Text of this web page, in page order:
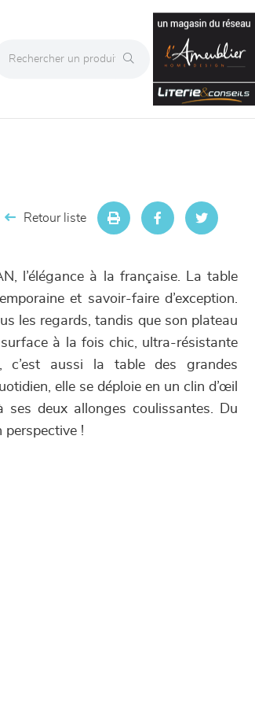
Retour liste
l’élégance à la française. La table
et savoir-faire d’exception.
les regards, tandis que son plateau
à la fois chic, ultra-résistante
c’est aussi la table des grandes
elle se déploie en un clin d’œil
ses deux allonges coulissantes. Du
perspective !